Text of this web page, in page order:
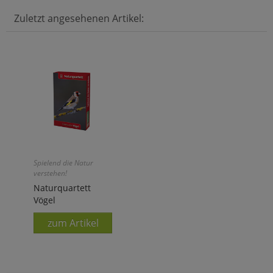
Zuletzt angesehenen Artikel:
Spielend die Natur
verstehen!
Naturquartett
Vögel
zum Artikel